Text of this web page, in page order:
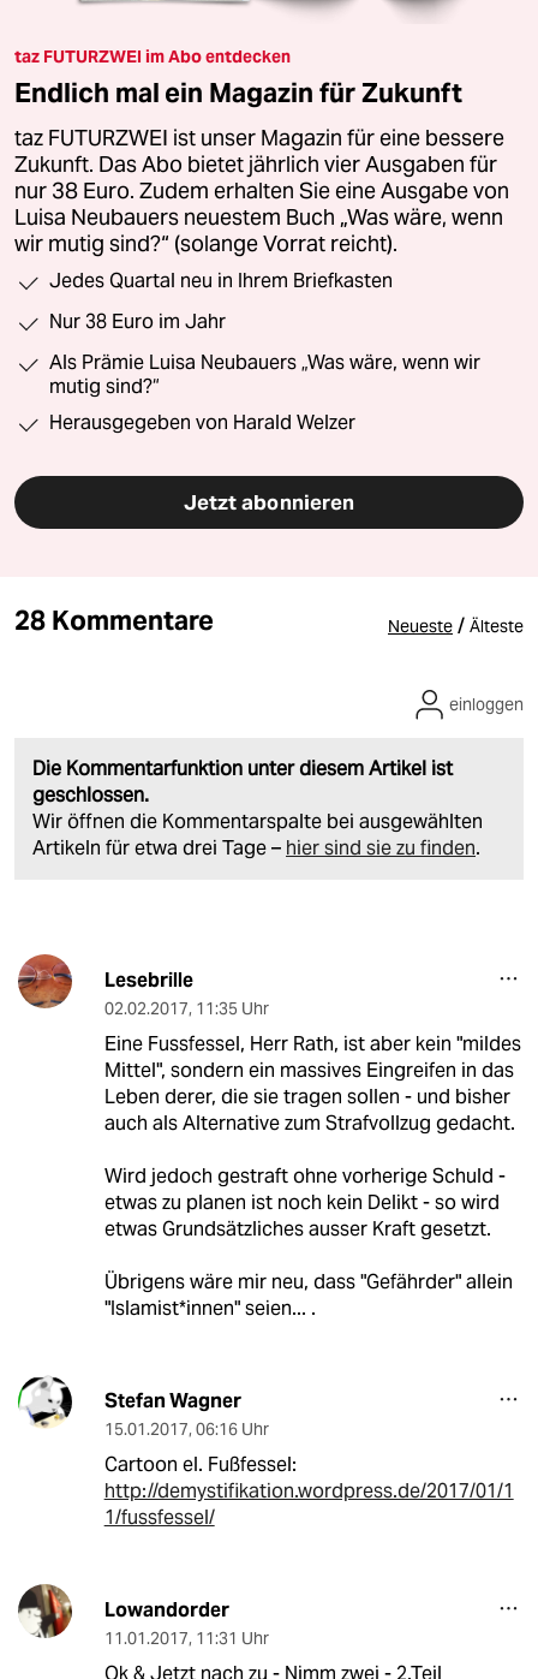
taz FUTURZWEI im Abo entdecken
Endlich mal ein Magazin für Zukunft
taz FUTURZWEI ist unser Magazin für eine bessere
Zukunft. Das Abo bietet jährlich vier Ausgaben für
nur 38 Euro. Zudem erhalten Sie eine Ausgabe von
Luisa Neubauers neuestem Buch „Was wäre, wenn
wir mutig sind?“ (solange Vorrat reicht).
Jedes Quartal neu in Ihrem Briefkasten
Nur 38 Euro im Jahr
Als Prämie Luisa Neubauers „Was wäre, wenn wir
mutig sind?“
Herausgegeben von Harald Welzer
Jetzt abonnieren
28 Kommentare Neueste / Älteste
Die Kommentarfunktion unter diesem Artikel ist
geschlossen.
Wir öffnen die Kommentarspalte bei ausgewählten
Artikeln für etwa drei Tage – hier sind sie zu finden.
einloggen
Lesebrille
02.02.2017, 11:35 Uhr
Eine Fussfessel, Herr Rath, ist aber kein "mildes
Mittel", sondern ein massives Eingreifen in das
Leben derer, die sie tragen sollen - und bisher
auch als Alternative zum Strafvollzug gedacht.
Wird jedoch gestraft ohne vorherige Schuld -
etwas zu planen ist noch kein Delikt - so wird
etwas Grundsätzliches ausser Kraft gesetzt.
Übrigens wäre mir neu, dass "Gefährder" allein
"Islamist*innen" seien... .
Stefan Wagner
15.01.2017, 06:16 Uhr
Cartoon el. Fußfessel:
http://demystifikation.wordpress.de/2017/01/1
1/fussfessel/
Lowandorder
11.01.2017, 11:31 Uhr
Ok & Jetzt nach zu - Nimm zwei - 2.Teil